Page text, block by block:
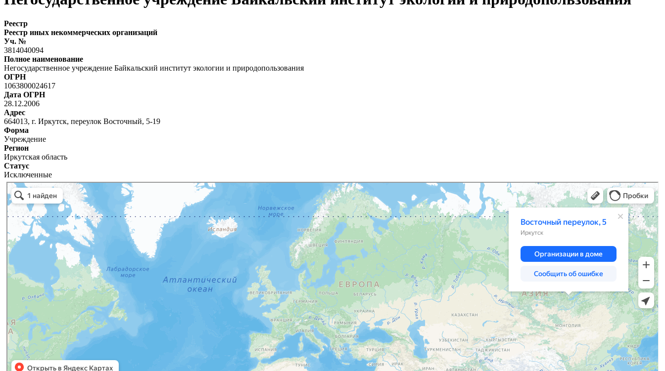
Реестр
Реестр иных некоммерческих организаций
Уч. №
3814040094
Полное наименование
Негосударственное учреждение Байкальский институт экологии и природопользования
ОГРН
1063800024617
Дата ОГРН
28.12.2006
Адрес
664013, г. Иркутск, переулок Восточный, 5-19
Форма
Учреждение
Регион
Иркутская область
Статус
Исключенные